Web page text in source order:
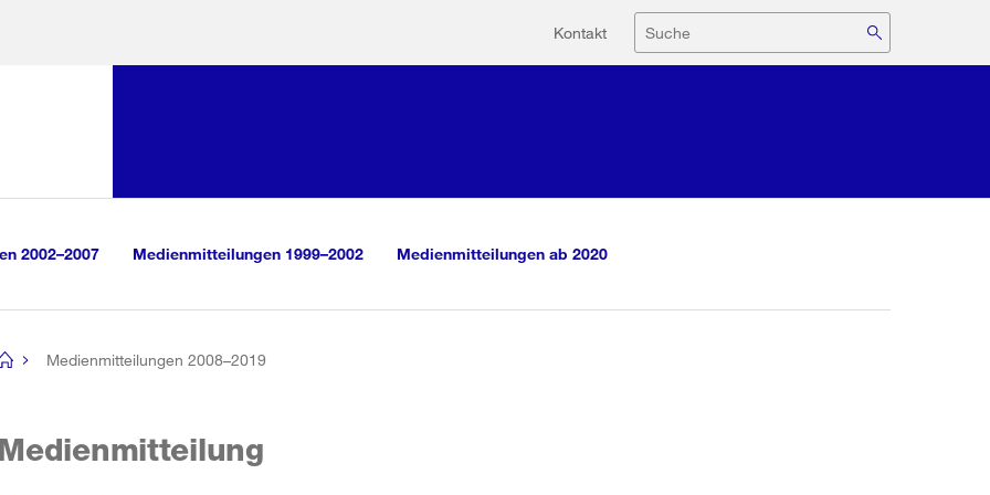
Hilfsnavigation
Kontakt Suche
2002–2007 Medienmitteilungen 1999–2002 Medienmitteilungen ab 2020
Medienmitteilungen 2008–2019